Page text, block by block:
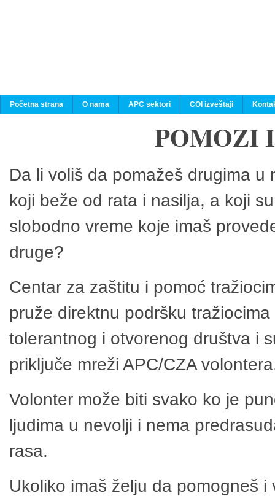
Početna strana O nama APC sektori COI izveštaji
POMOZI
Da li voliš da pomažeš drugima
koji beže od rata i nasilja, a koji
slobodno vreme koje imaš
druge?
Centar za zaštitu i pomoć
pruže direktnu podršku
tolerantnog i otvorenog društva i
priključe mreži APC/CZA
Volonter može biti svako ko je
ljudima u nevolji i nema
rasa.
Ukoliko imaš želju da pomogneš